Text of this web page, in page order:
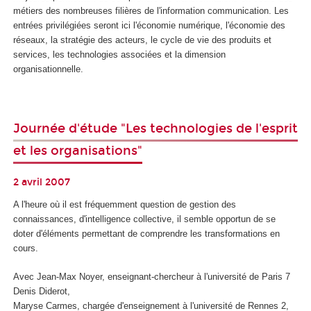
métiers des nombreuses filières de l'information communication. Les
entrées privilégiées seront ici l'économie numérique, l'économie des
réseaux, la stratégie des acteurs, le cycle de vie des produits et
services, les technologies associées et la dimension
organisationnelle.
Journée d'étude "Les technologies de l'esprit
et les organisations"
2 avril 2007
A l'heure où il est fréquemment question de gestion des
connaissances, d'intelligence collective, il semble opportun de se
doter d'éléments permettant de comprendre les transformations en
cours.
Avec Jean-Max Noyer, enseignant-chercheur à l'université de Paris 7
Denis Diderot,
Maryse Carmes, chargée d'enseignement à l'université de Rennes 2,